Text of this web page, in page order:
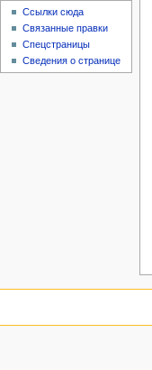
Ссылки сюда
Связанные правки
Спецстраницы
Сведения о странице